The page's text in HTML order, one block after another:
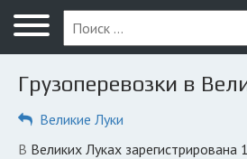
Меню
Главная
Вопрос юристу
Великие Луки
Грузоперевозки в
Великие Луки
в Великих Луках зарегистрирована 1 компания по